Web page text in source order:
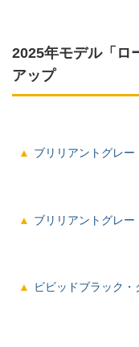
2025年モデル「ロ
アップ
ブリリアントグレー
ブリリアントグレー
ビビッドブラック・